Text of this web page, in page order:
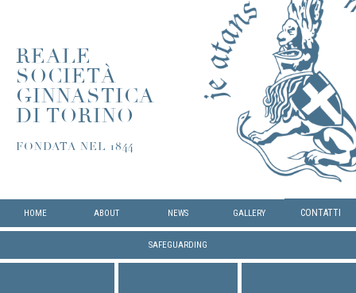
REALE
SOCIETÀ
GINNASTICA
DI TORINO
FONDATA NEL 1844
HOME ABOUT NEWS GALLERY CONTATTI
SAFEGUARDING